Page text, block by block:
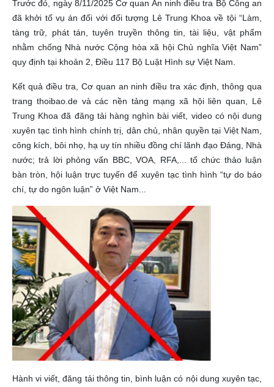
Trước đó, ngày 8/11/2025 Cơ quan An ninh điều tra Bộ Công an
đã khởi tố vụ án đối với đối tượng Lê Trung Khoa về tội “Làm,
tàng trữ, phát tán, tuyên truyền thông tin, tài liệu, vật phẩm
nhằm chống Nhà nước Cộng hòa xã hội Chủ nghĩa Việt Nam”
quy định tại khoản 2, Điều 117 Bộ Luật Hình sự Việt Nam.
Kết quả điều tra, Cơ quan an ninh điều tra xác định, thông qua
trang thoibao.de và các nền tảng mạng xã hội liên quan, Lê
Trung Khoa đã đăng tải hàng nghìn bài viết, video có nội dung
xuyên tạc tình hình chính trị, dân chủ, nhân quyền tại Việt Nam,
công kích, bôi nhọ, hạ uy tín nhiều đồng chí lãnh đạo Đảng, Nhà
nước; trả lời phỏng vấn BBC, VOA, RFA,... tổ chức thảo luận
bàn tròn, hội luận trực tuyến để xuyên tạc tình hình “tự do báo
chí, tự do ngôn luận” ở Việt Nam...
Hành vi viết, đăng tải thông tin, bình luận có nội dung xuyên tạc,